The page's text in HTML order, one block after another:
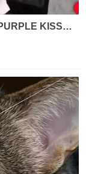
KISSの
い商品を一生